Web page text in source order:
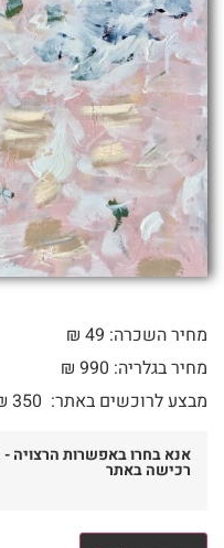
מחיר השכרה: 49 ₪
מחיר בגלריה: 990 ₪
מבצע לרוכשים באתר: 350
אנא בחרו באפשרות הרצויה
רכישה באתר